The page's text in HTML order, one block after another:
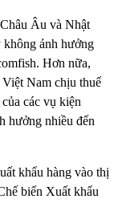
Âu và Nhật
không ảnh hưởng
Hơn nữa,
Nam chịu thuế
các vụ kiện
hưởng nhiều đến
khẩu hàng vào thị
biến Xuất khẩu